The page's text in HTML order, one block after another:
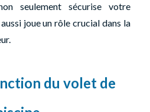
seulement sécurise votre
joue un rôle crucial dans la
du volet de